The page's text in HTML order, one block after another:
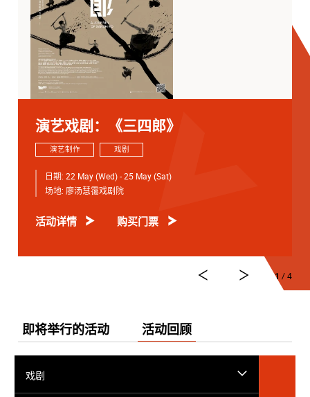
演艺戏剧：《三四郎》
演艺制作 戏剧
日期: 22 May (Wed) - 25 May (Sat)
场地: 廖汤慧霭戏剧院
活动详情 购买门票
1 / 4
即将举行的活动 活动回顾
戏剧